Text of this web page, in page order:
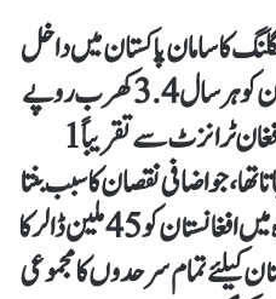
کا سامان پاکستان میں داخل
ہوتا رہا، حقائق کے مطابق پاکستان کو ہرسال 3.4 کھرب روپے
کا نقصان اسمگلنگ سے ہوتا تھا، افغان ٹرانزٹ سے تقریباً 1
جو اضافی نقصان کا سبب بنتا
تھا، طورخم کی بندش سے ایک ماہ میں افغانستان کو 45 ملین ڈالر کا
کیلئے تمام سرحدوں کا مجموعی